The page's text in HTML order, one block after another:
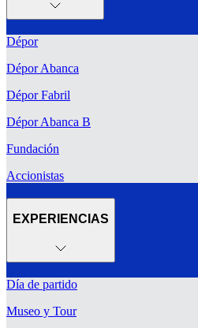
Dépor
Dépor Abanca
Dépor Fabril
Dépor Abanca B
Fundación
Accionistas
EXPERIENCIAS
Día de partido
Museo y Tour